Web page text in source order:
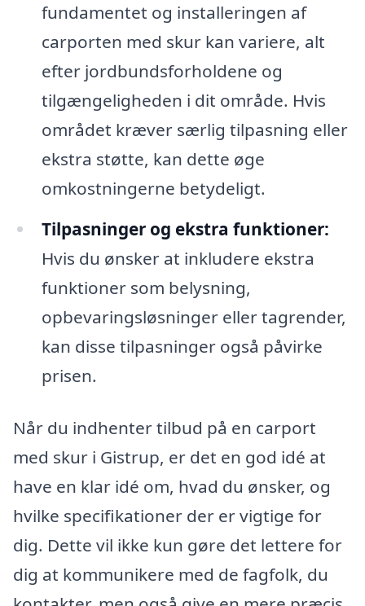
fundamentet og installeringen af
carporten med skur kan variere, alt
efter jordbundsforholdene og
tilgængeligheden i dit område. Hvis
området kræver særlig tilpasning eller
ekstra støtte, kan dette øge
omkostningerne betydeligt.
Tilpasninger og ekstra funktioner:
Hvis du ønsker at inkludere ekstra
funktioner som belysning,
opbevaringsløsninger eller tagrender,
kan disse tilpasninger også påvirke
prisen.
Når du indhenter tilbud på en carport
med skur i Gistrup, er det en god idé at
have en klar idé om, hvad du ønsker, og
hvilke specifikationer der er vigtige for
dig. Dette vil ikke kun gøre det lettere for
dig at kommunikere med de fagfolk, du